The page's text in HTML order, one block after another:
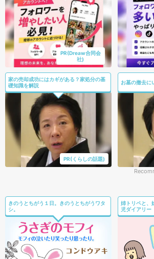
PR(Dreaw合同会
社)
家の売却成功にはカギがある？家処分の基
礎知識を解説
PR(くらしの話題)
お墓の撤去に
きのうとちがう１日。きのうとちがうワタ
シ。
姉トリペと、
児ダイアリー